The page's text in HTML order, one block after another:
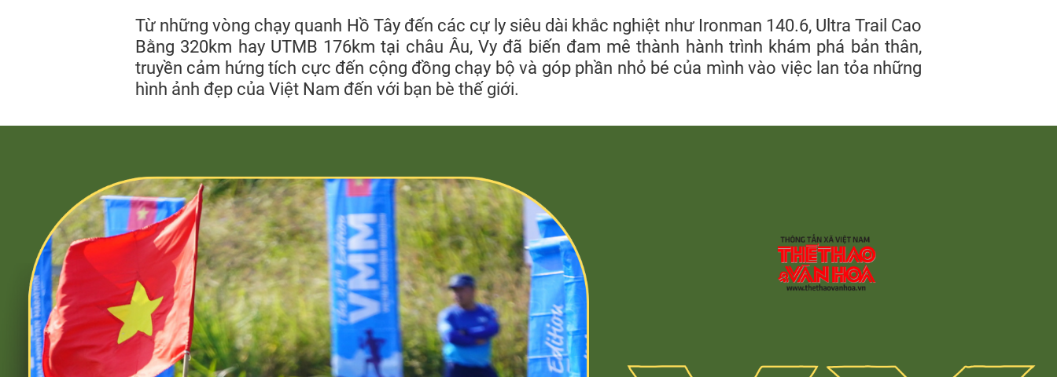
Từ những vòng chạy quanh Hồ Tây đến các cự ly siêu dài khắc nghiệt như Ironman 140.6, Ultra Trail Cao
Bằng 320km hay UTMB 176km tại châu Âu, Vy đã biến đam mê thành hành trình khám phá bản thân,
truyền cảm hứng tích cực đến cộng đồng chạy bộ và góp phần nhỏ bé của mình vào việc lan tỏa những
hình ảnh đẹp của Việt Nam đến với bạn bè thế giới.